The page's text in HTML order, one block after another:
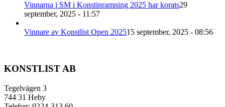
Vinnarna i SM i Konstinramning 2025 har korats29
september, 2025 - 11:57
Vinnare av Konstlist Open 202515 september, 2025 - 08:56
KONSTLIST AB
Tegelvägen 3
744 31 Heby